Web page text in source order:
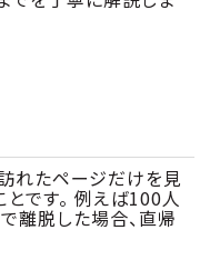
れたページだけを見
です。 例えば100人
離脱した場合、直帰